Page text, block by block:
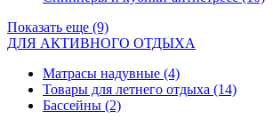
Показать еще (9)
ДЛЯ АКТИВНОГО ОТДЫХА
Матрасы надувные (4)
Товары для летнего отдыха (14)
Бассейны (2)